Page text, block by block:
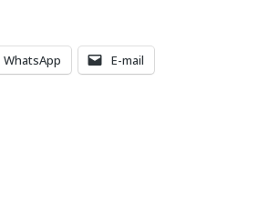
WhatsApp E-mail